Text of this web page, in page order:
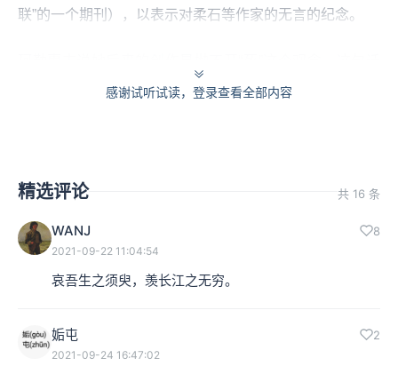
联”的一个期刊），以表示对柔石等作家的无言的纪念。
引起了鲁迅的同感。鲁迅说：
也看得随随便便，不像欧洲人那样的认真了。有些外国人
说，中国人最怕死。这其实是不确的，——但自然，每不
感谢试听试读，登录查看全部内容
精选评论 共 16 条
WANJ 8
2021-09-22 11:04:54
哀吾生之须臾，羡长江之无穷。
姤屯 2
2021-09-24 16:47:02